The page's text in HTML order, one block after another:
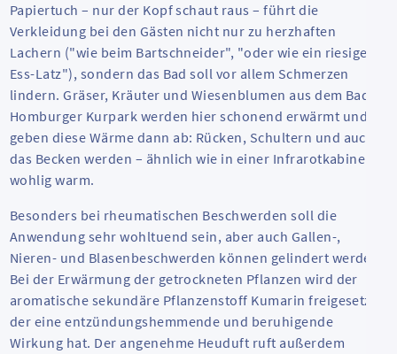
Papiertuch – nur der Kopf schaut raus – führt die
Verkleidung bei den Gästen nicht nur zu herzhaften
Lachern ("wie beim Bartschneider", "oder wie ein riesiger
Ess-Latz"), sondern das Bad soll vor allem Schmerzen
lindern. Gräser, Kräuter und Wiesenblumen aus dem Bad
Homburger Kurpark werden hier schonend erwärmt und
geben diese Wärme dann ab: Rücken, Schultern und auch
das Becken werden – ähnlich wie in einer Infrarotkabine –
wohlig warm.
Besonders bei rheumatischen Beschwerden soll die
Anwendung sehr wohltuend sein, aber auch Gallen-,
Nieren- und Blasenbeschwerden können gelindert werden.
Bei der Erwärmung der getrockneten Pflanzen wird der
aromatische sekundäre Pflanzenstoff Kumarin freigesetzt,
der eine entzündungshemmende und beruhigende
Wirkung hat. Der angenehme Heuduft ruft außerdem